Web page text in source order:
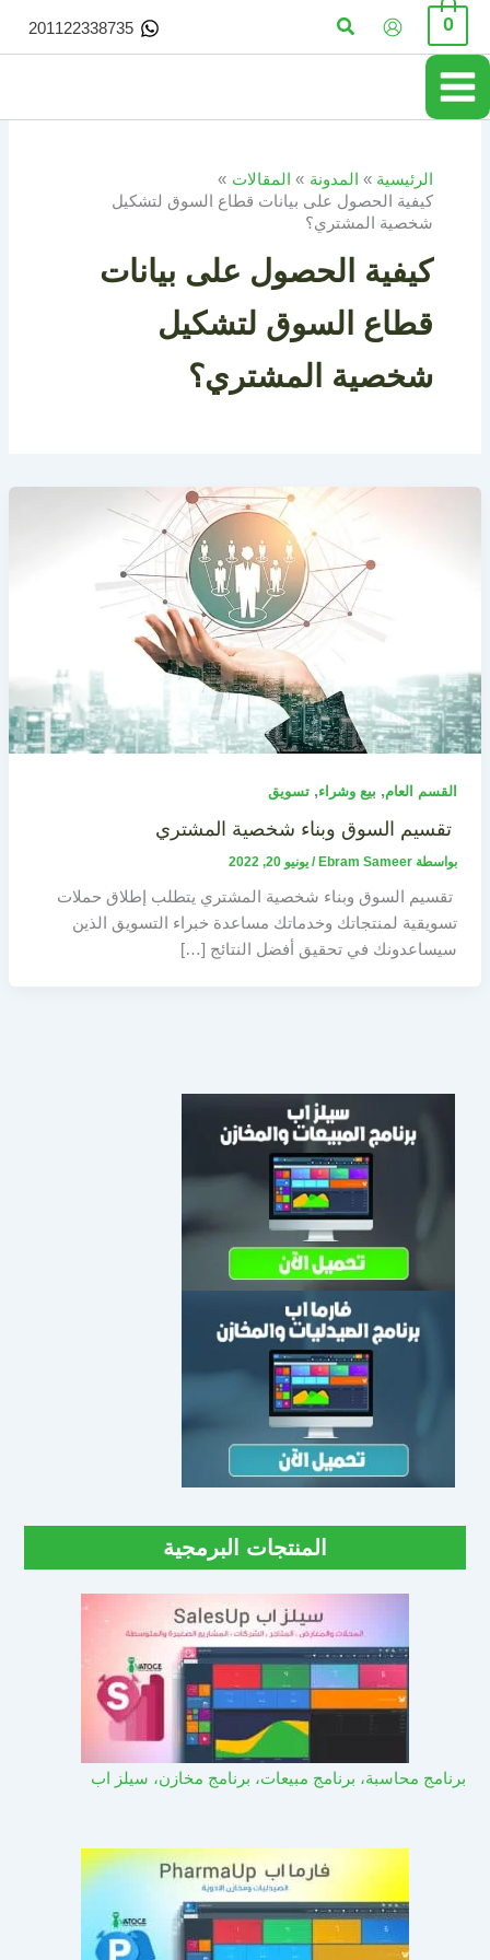
تخطي
المحتوى
0 البحث 201122338735
الرئيسية المدونة
المقالات
كيفية الحصول على بيانات قطاع السوق لتشكيل
شخصية المشتري؟
كيفية الحصول على بيانات
قطاع السوق لتشكيل
شخصية المشتري؟
القسم العام, بيع وشراء, تسويق
تقسيم السوق وبناء شخصية المشتري
بواسطة Ebram Sameer
/ يونيو 20, 2022
تقسيم السوق وبناء شخصية المشتري يتطلب إطلاق حملات
تسويقية لمنتجاتك وخدماتك مساعدة خبراء التسويق الذين
سيساعدونك في تحقيق أفضل النتائج […]
المنتجات البرمجية
برنامج محاسبة، برنامج مبيعات، برنامج مخازن، سيلز اب